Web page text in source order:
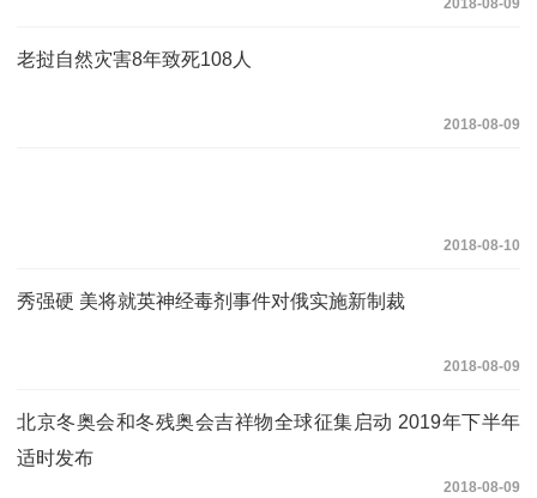
2018-08-09
老挝自然灾害8年致死108人
2018-08-09
2018-08-10
秀强硬 美将就英神经毒剂事件对俄实施新制裁
2018-08-09
北京冬奥会和冬残奥会吉祥物全球征集启动 2019年下半年
适时发布
2018-08-09